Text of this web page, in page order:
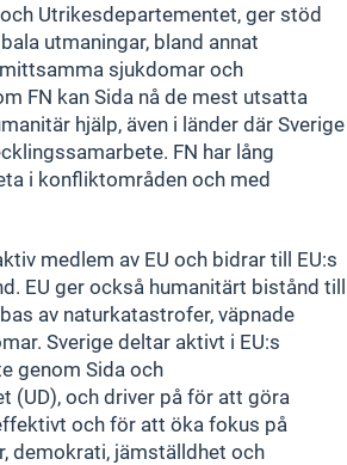
Utrikesdepartementet, ger stöd
utmaningar, bland annat
sjukdomar och
FN kan Sida nå de mest utsatta
hjälp, även i länder där Sverige
FN har lång
i konfliktområden och med
medlem av EU och bidrar till EU:s
EU ger också humanitärt bistånd till
av naturkatastrofer, väpnade
Sverige deltar aktivt i EU:s
genom Sida och
(UD), och driver på för att göra
och för att öka fokus på
demokrati, jämställdhet och